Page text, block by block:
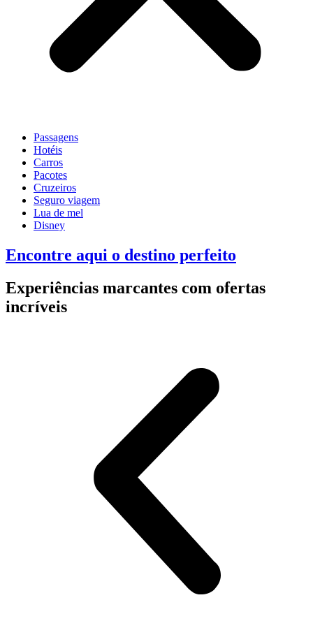
Passagens
Hotéis
Carros
Pacotes
Cruzeiros
Seguro viagem
Lua de mel
Disney
Encontre aqui o destino perfeito
Experiências marcantes com ofertas
incríveis